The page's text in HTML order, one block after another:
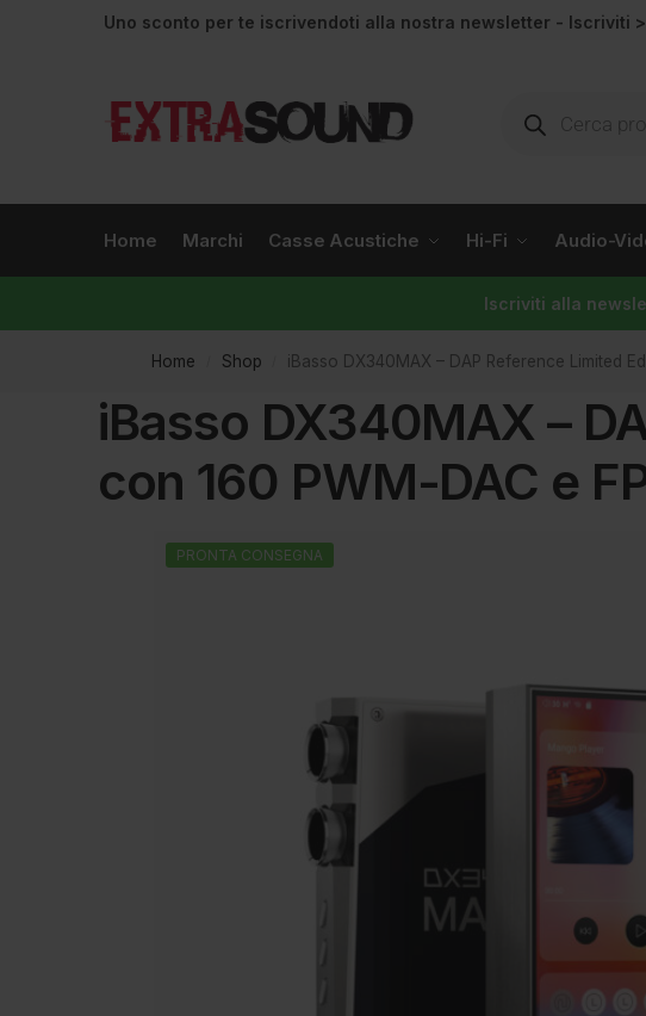
Uno sconto per te iscrivendoti alla nostra newsletter - Iscriviti >
Home Marchi Casse Acustiche Hi-Fi Audio-
Iscriviti alla
Home Shop iBasso DX340MAX – DAP Reference Limited
iBasso DX340MAX –
con 160 PWM-DAC e
PRONTA CONSEGNA